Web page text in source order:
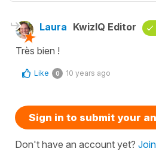
Laura KwizIQ Editor
Très bien !
Like 0 10 years ago
Sign in to submit your
Don't have an account yet?